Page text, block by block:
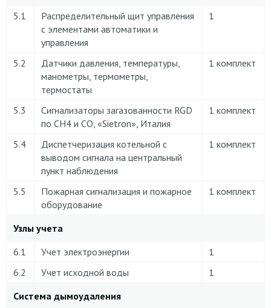
5.1
Распределительный щит управления
с элементами автоматики и
управления
1
5.2
Датчики давления, температуры,
манометры, термометры,
термостаты
1 комплект
5.3
Сигнализаторы загазованности RGD
по CH4 и CO, «Sietron», Италия
1 комплект
5.4
Диспетчеризация котельной с
выводом сигнала на центральный
пункт наблюдения
1 комплект
5.5
Пожарная сигнализация и пожарное
оборудование
1 комплект
Узлы учета
6.1
Учет электроэнергии
1
6.2
Учет исходной воды
1
Система дымоудаления